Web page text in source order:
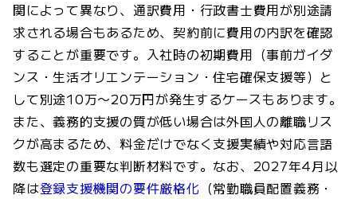
関によって異なり、通訳費用・行政書士費用が別途請
求される場合もあるため、契約前に費用の内訳を確認
することが重要です。入社時の初期費用（事前ガイダ
ンス・生活オリエンテーション・住宅確保支援等）と
して別途10万〜20万円が発生するケースもあります。
また、義務的支援の質が低い場合は外国人の離職リス
クが高まるため、料金だけでなく支援実績や対応言語
数も選定の重要な判断材料です。なお、2027年4月以
降は登録支援機関の要件厳格化 （常勤職員配置義務・